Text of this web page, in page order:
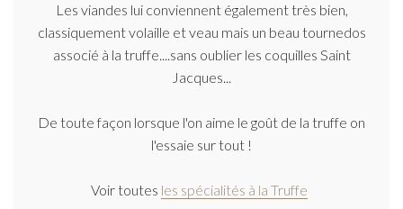
Les viandes lui conviennent également très bien,
classiquement volaille et veau mais un beau tournedos
associé à la truffe....sans oublier les coquilles Saint
Jacques...
De toute façon lorsque l'on aime le goût de la truffe on
l'essaie sur tout !
Voir toutes les spécialités à la Truffe